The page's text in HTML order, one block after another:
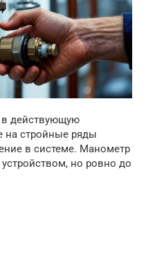
в действующую
на стройные ряды
в системе. Манометр
но ровно до